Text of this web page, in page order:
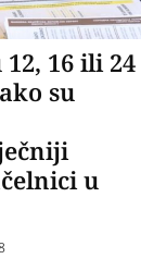
16 ili 24
su
u